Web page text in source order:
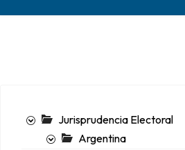
Jurisprudencia Electoral
Argentina